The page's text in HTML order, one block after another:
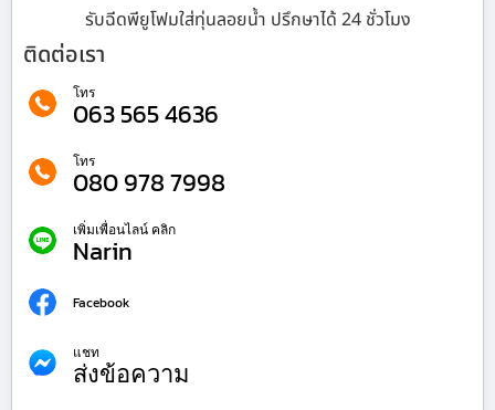
รับฉีดพียูโฟมใส่ทุ่นลอยน้ำ ปรึกษาได้ 24 ชั่วโมง
ติดต่อเรา
โทร
063 565 4636
โทร
080 978 7998
เพิ่มเพื่อนไลน์ คลิก
Narin
Facebook
แชท
ส่งข้อความ